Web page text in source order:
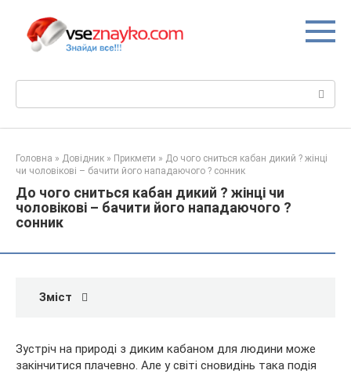
вмісту
Головна » Довідник » Прикмети » До чого сниться кабан дикий ? жінці
чи чоловікові – бачити його нападаючого ? сонник
До чого сниться кабан дикий ? жінці чи
чоловікові – бачити його нападаючого ?
сонник
Зміст
Зустріч на природі з диким кабаном для людини може
закінчитися плачевно. Але у світі сновидінь така подія